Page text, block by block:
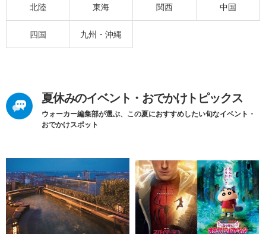
北陸 東海 関西 中国
四国 九州・沖縄
夏休みのイベント・おでかけトピックス
ウォーカー編集部が選ぶ、この夏におすすめしたい旬なイベント・
おでかけスポット